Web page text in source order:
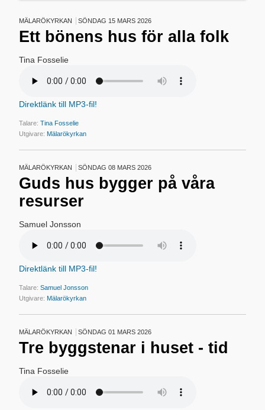
MÄLARÖKYRKAN SÖNDAG 15 MARS 2026
Ett bönens hus för alla folk
Tina Fosselie
Direktlänk till MP3-fil!
Talare:Tina Fosselie
Utgivare:Mälarökyrkan
MÄLARÖKYRKAN SÖNDAG 08 MARS 2026
Guds hus bygger på våra
resurser
Samuel Jonsson
Direktlänk till MP3-fil!
Talare:Samuel Jonsson
Utgivare:Mälarökyrkan
MÄLARÖKYRKAN SÖNDAG 01 MARS 2026
Tre byggstenar i huset - tid
Tina Fosselie